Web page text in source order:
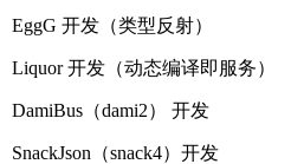
EggG 开发（类型反射）
Liquor 开发（动态编译即服务）
DamiBus（dami2） 开发
SnackJson（snack4）开发